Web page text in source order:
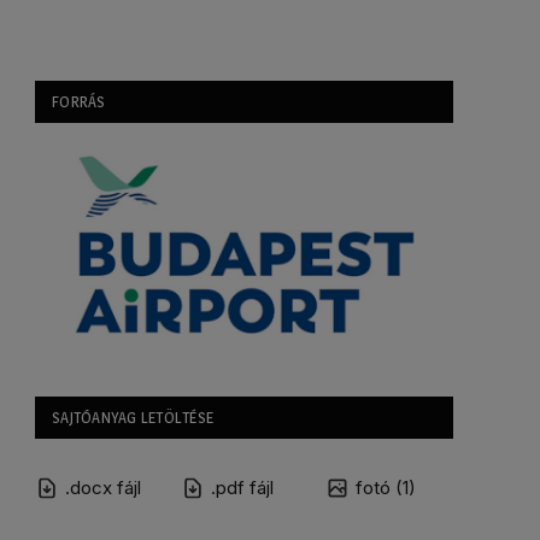
FORRÁS
SAJTÓANYAG LETÖLTÉSE
.docx fájl .pdf fájl fotó (1)